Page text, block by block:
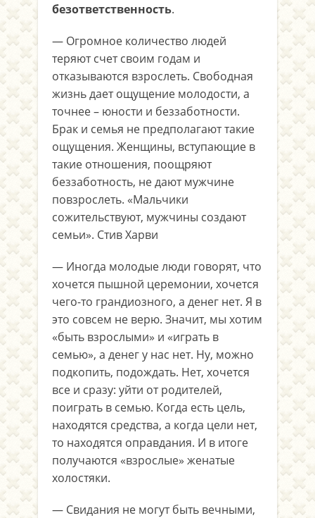
безответственность.
— Огромное количество людей
теряют счет своим годам и
отказываются взрослеть. Свободная
жизнь дает ощущение молодости, а
точнее – юности и беззаботности.
Брак и семья не предполагают такие
ощущения. Женщины, вступающие в
такие отношения, поощряют
беззаботность, не дают мужчине
повзрослеть. «Мальчики
сожительствуют, мужчины создают
семьи». Стив Харви
— Иногда молодые люди говорят, что
хочется пышной церемонии, хочется
чего-то грандиозного, а денег нет. Я в
это совсем не верю. Значит, мы хотим
«быть взрослыми» и «играть в
семью», а денег у нас нет. Ну, можно
подкопить, подождать. Нет, хочется
все и сразу: уйти от родителей,
поиграть в семью. Когда есть цель,
находятся средства, а когда цели нет,
то находятся оправдания. И в итоге
получаются «взрослые» женатые
холостяки.
— Свидания не могут быть вечными,